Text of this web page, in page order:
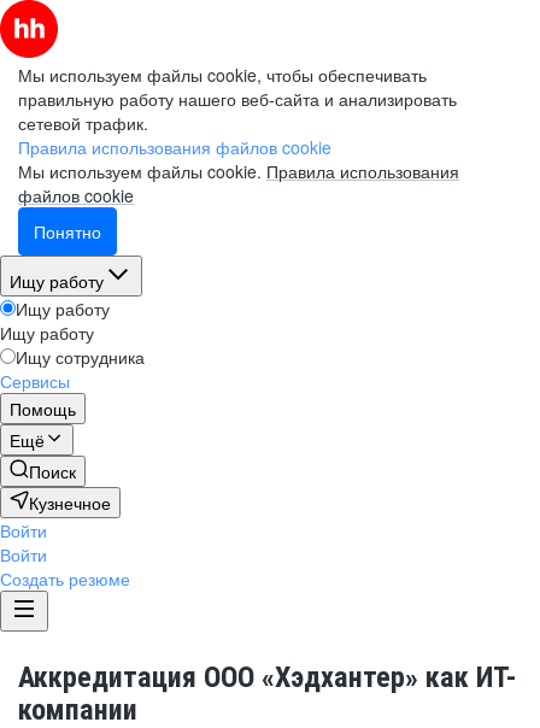
Мы используем файлы cookie, чтобы обеспечивать
правильную работу нашего веб-сайта и анализировать
сетевой трафик.
Правила использования файлов cookie
Мы используем файлы cookie. Правила использования
файлов cookie
Понятно
Ищу работу
Ищу работу
Ищу работу
Ищу сотрудника
Сервисы
Помощь
Ещё
Поиск
Кузнечное
Войти
Войти
Создать резюме
Аккредитация ООО «Хэдхантер» как ИТ-
компании